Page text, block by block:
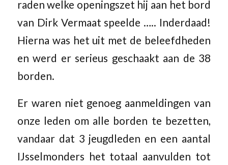
raden welke openingszet hij aan het bord
van Dirk Vermaat speelde ….. Inderdaad!
Hierna was het uit met de beleefdheden
en werd er serieus geschaakt aan de 38
borden.
Er waren niet genoeg aanmeldingen van
onze leden om alle borden te bezetten,
vandaar dat 3 jeugdleden en een aantal
IJsselmonders het totaal aanvulden tot